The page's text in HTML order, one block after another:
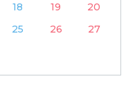
18 19
20
25 26
27